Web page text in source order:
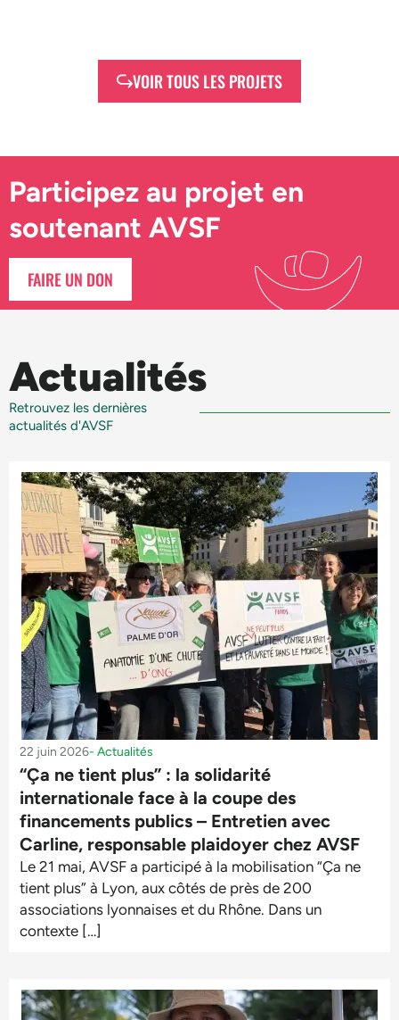
VOIR TOUS LES PROJETS
Participez au projet en
soutenant AVSF
FAIRE UN DON
Actualités
Retrouvez les dernières
actualités d'AVSF
22 juin 2026- Actualités
“Ça ne tient plus” : la solidarité
internationale face à la coupe des
financements publics – Entretien avec
Carline, responsable plaidoyer chez AVSF
Le 21 mai, AVSF a participé à la mobilisation “Ça ne
tient plus” à Lyon, aux côtés de près de 200
associations lyonnaises et du Rhône. Dans un
contexte […]